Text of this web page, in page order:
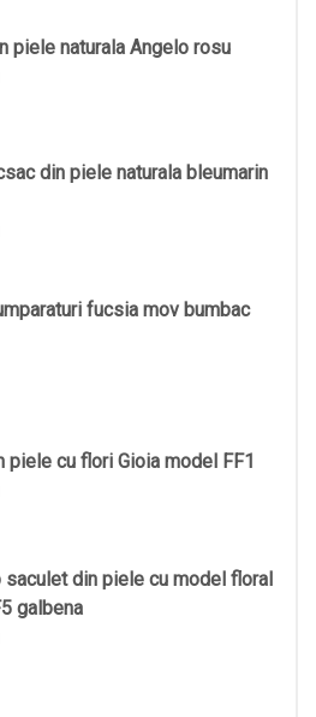
piele naturala Angelo rosu
din piele naturala bleumarin
fucsia mov bumbac
piele cu flori Gioia model FF1
saculet din piele cu model floral
galbena